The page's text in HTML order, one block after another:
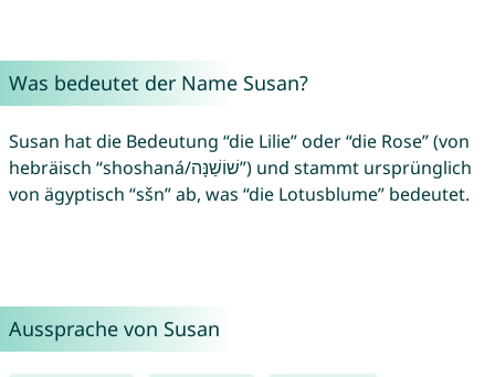
Was bedeutet der Name Susan?
Susan hat die Bedeutung “die Lilie” oder “die Rose” (von
hebräisch “shoshaná/שׁוֹשַׁנָּה”) und stammt ursprünglich
von ägyptisch “sšn” ab, was “die Lotusblume” bedeutet.
Aussprache von Susan